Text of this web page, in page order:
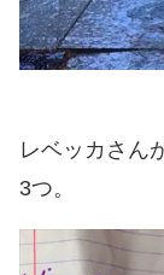
レベッカさん
3つ。